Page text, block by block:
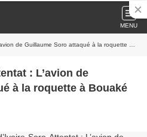
MENU
de Guillaume Soro attaqué à la roquette à Bouaké
: L’avion de
à la roquette à Bouaké